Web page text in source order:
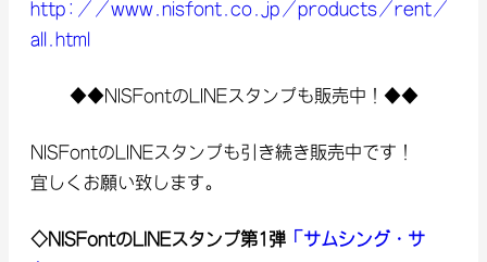
http://www.nisfont.co.jp/products/rent/
all.html
◆◆NISFontのLINEスタンプも販売中！◆◆
NISFontのLINEスタンプも引き続き販売中です！
宜しくお願い致します。
◇NISFontのLINEスタンプ第1弾 「サムシング・サ